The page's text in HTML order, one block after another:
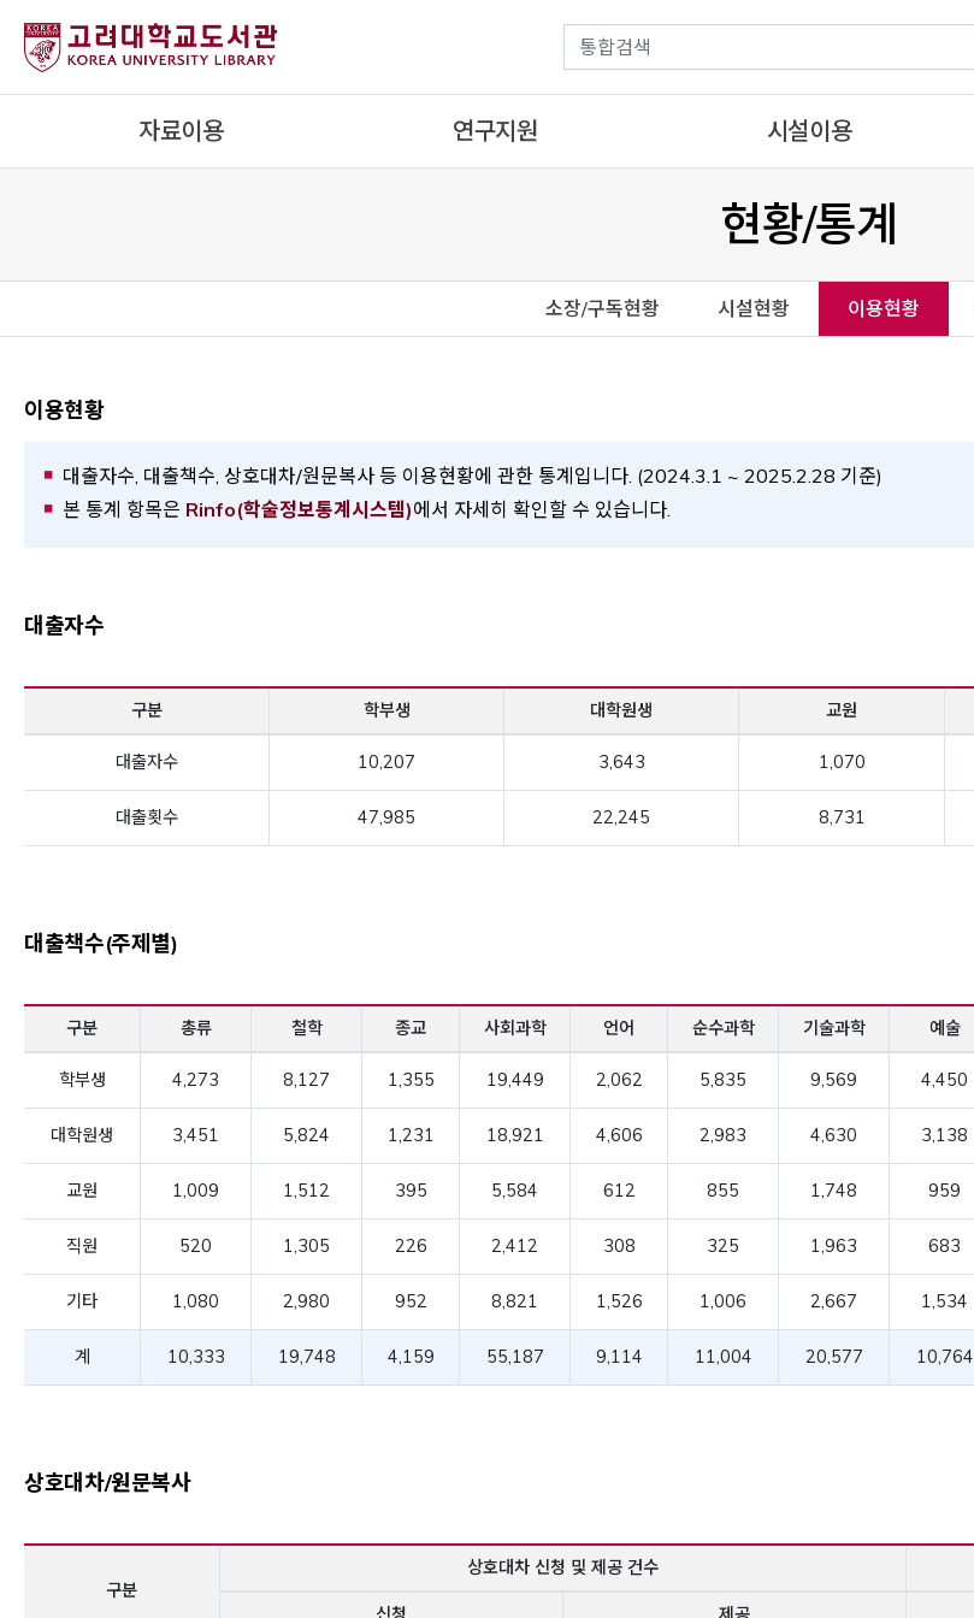
로
통합검색
자료이용 연구지원 시설이용
현황/통계
소장/구독현황 시설현황 이용현황
이용현황
대출자수, 대출책수, 상호대차/원문복사 등 이용현황에 관한 통계입니다. (2024.3.1 ~ 2025.2.28 기준)
본 통계 항목은 Rinfo(학술정보통계시스템)Opens a new window
에서 자세히 확인할 수 있습니다.
대출자수
구분 학부생 대학원생 교원
대출자수 10,207 3,643 1,070
대출횟수 47,985 22,245 8,731
대출책수(주제별)
구분 총류 철학 종교 사회과학 언어 순수과학 기술과학 예술
계 10,333 19,748 4,159 55,187 9,114 11,004 20,577 10,764
학부생 4,273 8,127 1,355 19,449 2,062 5,835 9,569 4,450
대학원생 3,451 5,824 1,231 18,921 4,606 2,983 4,630 3,138
교원 1,009 1,512 395 5,584 612 855 1,748 959
직원 520 1,305 226 2,412 308 325 1,963 683
기타 1,080 2,980 952 8,821 1,526 1,006 2,667 1,534
상호대차/원문복사
구분
상호대차 신청 및 제공 건수